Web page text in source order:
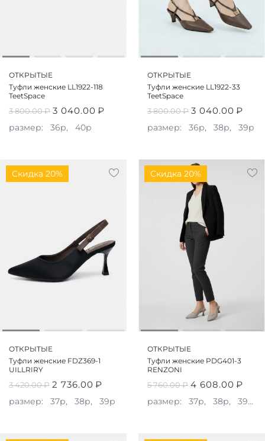
ОТКРЫТЫЕ
Туфли женские LL1922-118
TeetSpace
3 800.00₽ 3 040.00 ₽
размер: 36р, 40р
ОТКРЫТЫЕ
Туфли женские LL1922-33
TeetSpace
3 800.00₽ 3 040.00 ₽
размер: 36р, 38р, 39р
Скидка 20%
ОТКРЫТЫЕ
Туфли женские FDZ369-1
UILLRIRY
3 420.00₽ 2 736.00 ₽
размер: 37р, 38р, 39р
Скидка 20%
ОТКРЫТЫЕ
Туфли женские PDG401-3
RENZONI
5 760.00₽ 4 608.00 ₽
размер: 37р, 38р, 39р,